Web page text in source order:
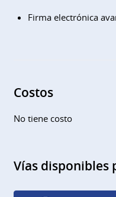
Firma electrónica
Costos
No tiene costo
Vías disponibles